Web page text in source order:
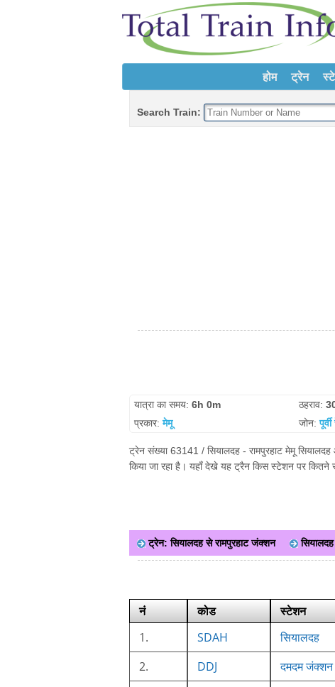
होम ट्रेन
Search Train:
यात्रा का समय: 6h 0m ठहराव:
प्रकार:मेमू जोन:
ट्रेन संख्या 63141 / सियालदह - रामपुरहाट मेमू
किया जा रहा है। यहाँ देखे यह ट्रैन किस स्टेशन पर
ट्रेन: सियालदह से रामपुरहाट जंक्शन
नं कोड स्टेशन
1.
SDAH सियालदह
2.
DDJ दमदम जंक्शन